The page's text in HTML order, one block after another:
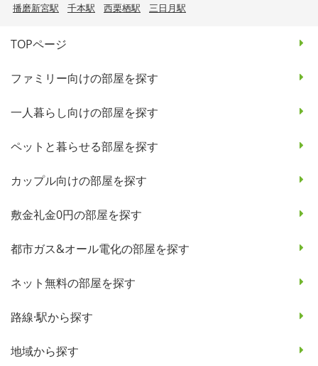
播磨新宮駅
千本駅 西栗栖駅 三日月駅
TOPページ
ファミリー向けの部屋を探す
一人暮らし向けの部屋を探す
ペットと暮らせる部屋を探す
カップル向けの部屋を探す
敷金礼金0円の部屋を探す
都市ガス&オール電化の部屋を探す
ネット無料の部屋を探す
路線·駅から探す
地域から探す